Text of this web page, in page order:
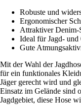
Robuste und
Ergonomischer
Attraktiver Denim-
Ideal für Jagd-
Gute
Mit der Wahl der
für ein funktionales
Jäger gerecht wird und
Einsatz im Gelände sind
Jagdgebiet, diese Hose